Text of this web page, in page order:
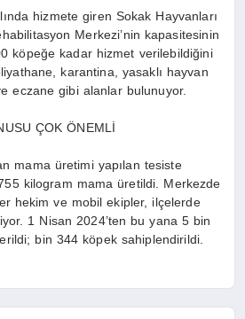
hizmete giren Sokak Hayvanları
Merkezi’nin kapasitesinin
köpeğe kadar hizmet verilebildiğini
karantina, yasaklı hayvan
eczane gibi alanlar bulunuyor.
ÇOK ÖNEMLİ
mama üretimi yapılan tesiste
kilogram mama üretildi. Merkezde
hekim ve mobil ekipler, ilçelerde
1 Nisan 2024’ten bu yana 5 bin
bin 344 köpek sahiplendirildi.